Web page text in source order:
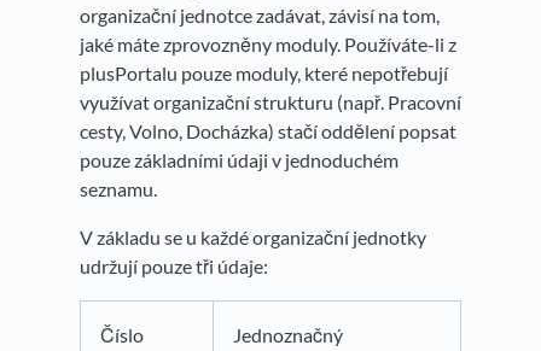
organizační jednotce zadávat, závisí na tom,
jaké máte zprovozněny moduly. Používáte-li z
plusPortalu pouze moduly, které nepotřebují
využívat organizační strukturu (např. Pracovní
cesty, Volno, Docházka) stačí oddělení popsat
pouze základními údaji v jednoduchém
seznamu.
V základu se u každé organizační jednotky
udržují pouze tři údaje:
Číslo
Jednoznačný